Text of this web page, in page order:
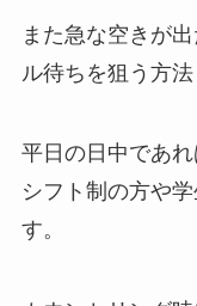
また急な空きが
ル待ちを狙う方法
平日の日中であれ
シフト制の方や
す。